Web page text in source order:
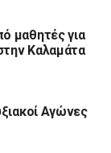
μαθητές για
Καλαμάτα
Αγώνες